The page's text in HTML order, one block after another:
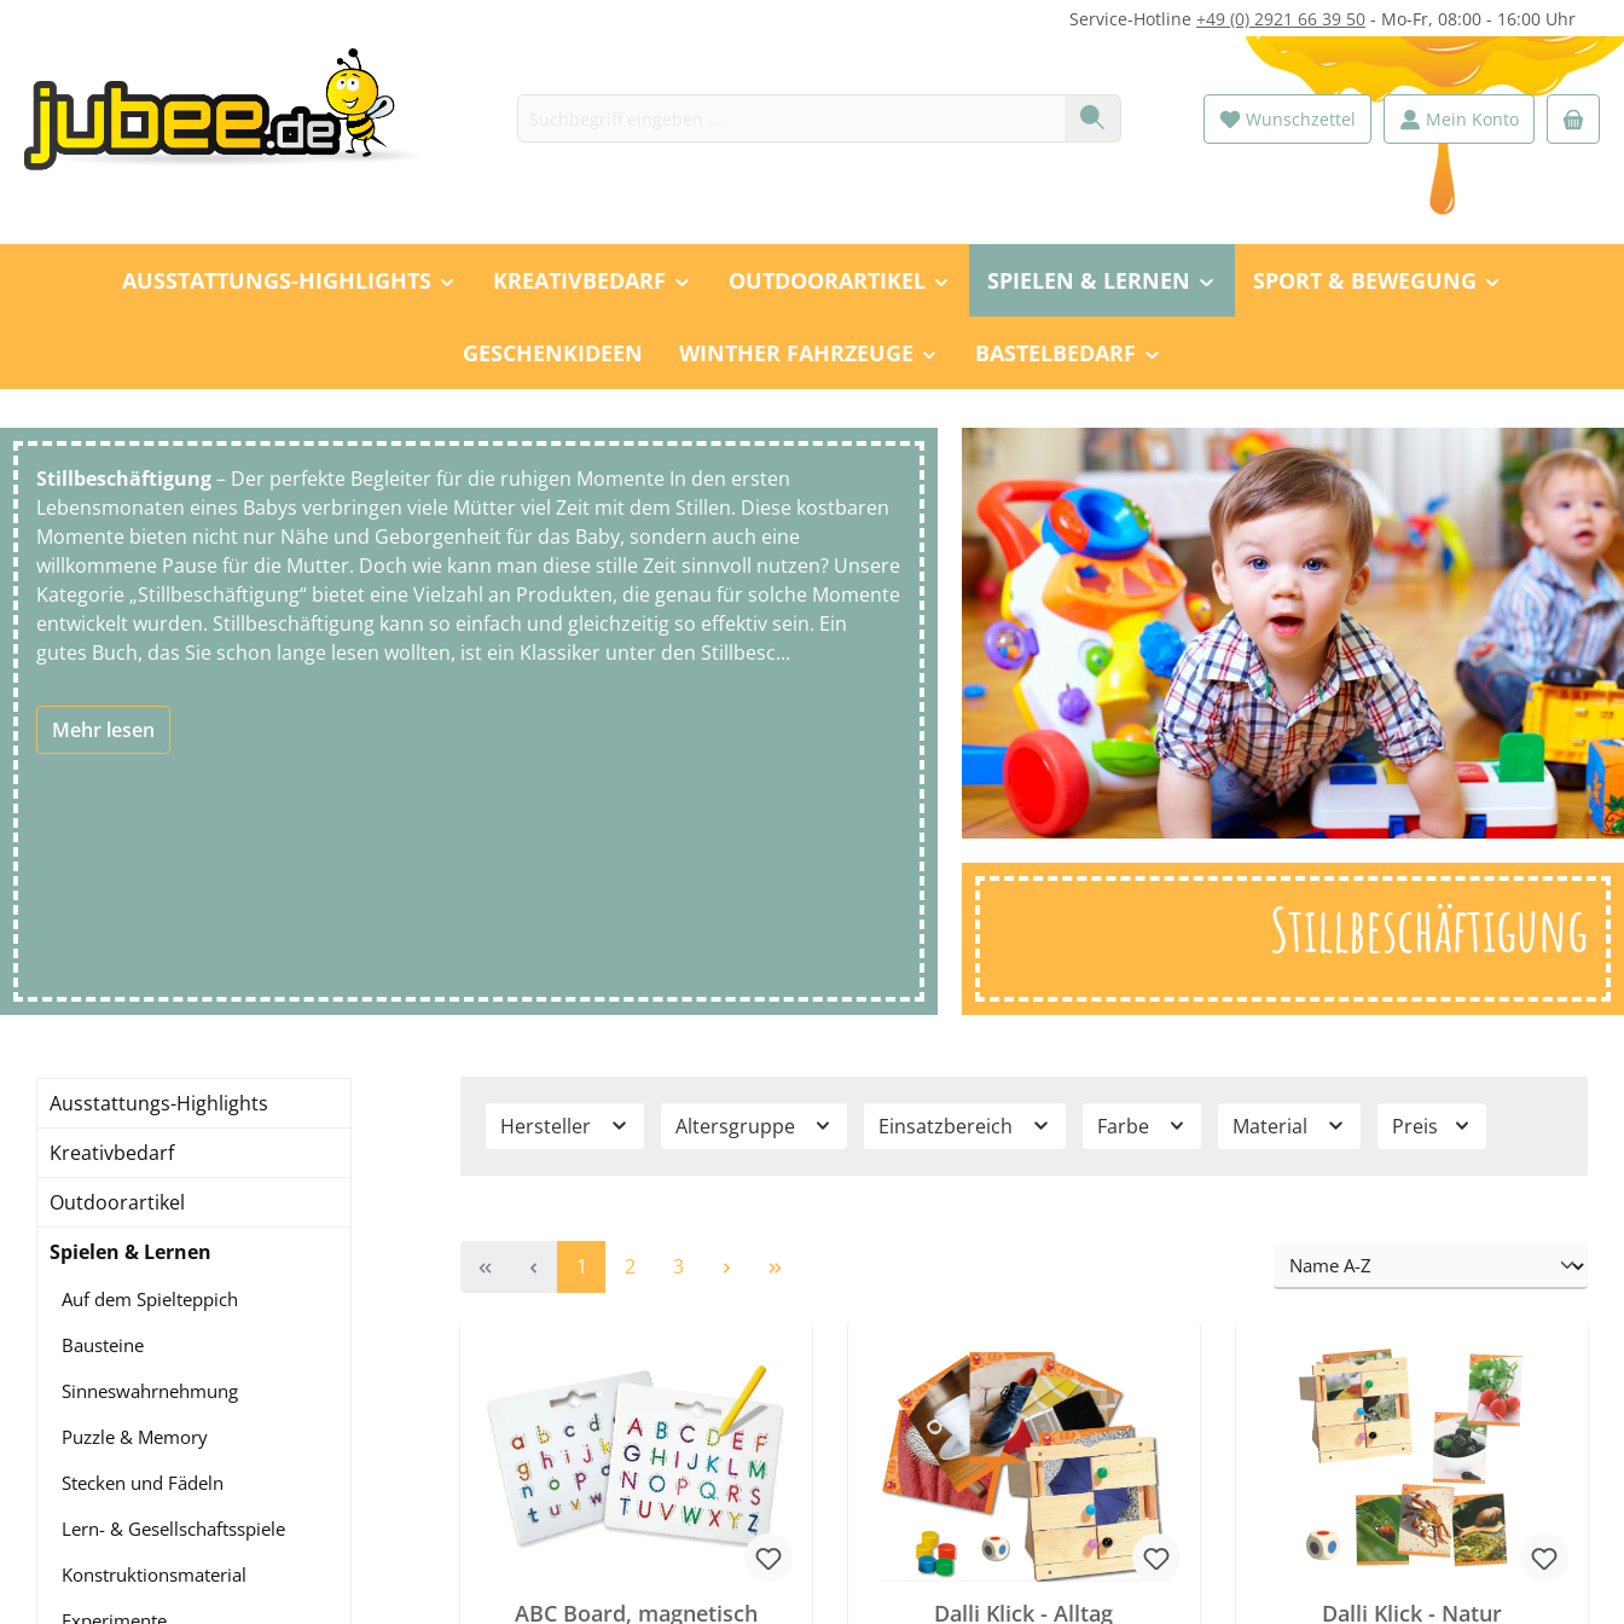
Service-Hotline +49 (0) 2921 66 39 50 - Mo-Fr, 08:00 - 16:00 Uhr
Wunschzettel Du hast 0 Produkte auf dem
Mein Konto
AUSSTATTUNGS-HIGHLIGHTS KREATIVBEDARF OUTDOORARTIKEL SPIELEN & LERNEN SPORT & BEWEGUNG
GESCHENKIDEEN WINTHER FAHRZEUGE BASTELBEDARF
Stillbeschäftigung– Der perfekte Begleiter für die ruhigen Momente In den ersten
Lebensmonaten eines Babys verbringen viele Mütter viel Zeit mit dem Stillen. Diese kostbaren
Momente bieten nicht nur Nähe und Geborgenheit für das Baby, sondern auch eine
willkommene Pause für die Mutter. Doch wie kann man diese stille Zeit sinnvoll nutzen? Unsere
Kategorie „Stillbeschäftigung“ bietet eine Vielzahl an Produkten, die genau für solche Momente
entwickelt wurden. Stillbeschäftigung kann so einfach und gleichzeitig so effektiv sein. Ein
gutes Buch, das Sie schon lange lesen wollten, ist ein Klassiker unter den Stillbesc...
Mehr lesen
Stillbeschäftigung
Ausstattungs-Highlights
Kreativbedarf
Outdoorartikel
Spielen & Lernen
Auf dem Spielteppich
Bausteine
Sinneswahrnehmung
Puzzle & Memory
Stecken und Fädeln
Lern- & Gesellschaftsspiele
Konstruktionsmaterial
Hersteller Altersgruppe Einsatzbereich Farbe Material Preis
Seite
1 Seite
2 Seite
3
ABC Board, magnetisch Dalli Klick - Alltag Dalli Klick - Natur